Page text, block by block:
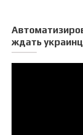
ждать